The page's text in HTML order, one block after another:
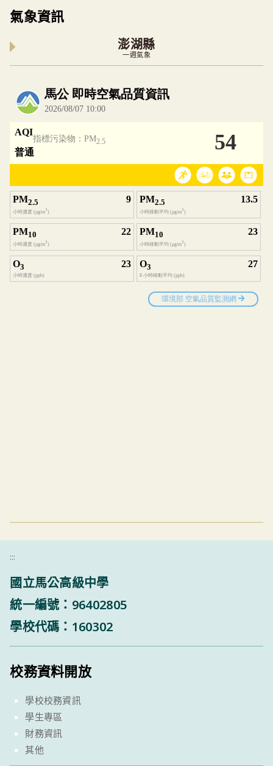
氣象資訊
澎湖縣
一週氣象
內嵌空氣品質小工具為視覺預覽，完整即時空
:::
國立馬公高級中學
統一編號：96402805
學校代碼：160302
校務資料開放
學校校務資訊
學生專區
財務資訊
其他